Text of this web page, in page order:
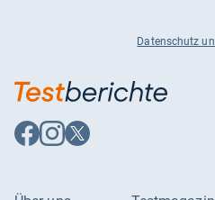
Datenschutz
Auf
Facebook
Auf
Instagram
Auf
X